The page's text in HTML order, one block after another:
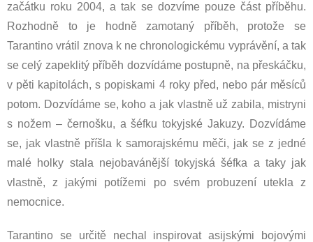
začátku roku 2004, a tak se dozvíme pouze část příběhu.
Rozhodně to je hodně zamotaný příběh, protože se
Tarantino vrátil znova k ne chronologickému vyprávění, a tak
se celý zapeklitý příběh dozvídáme postupně, na přeskáčku,
v pěti kapitolách, s popiskami 4 roky před, nebo pár měsíců
potom. Dozvídáme se, koho a jak vlastně už zabila, mistryni
s nožem – černošku, a šéfku tokyjské Jakuzy. Dozvídáme
se, jak vlastně příšla k samorajskému měči, jak se z jedné
malé holky stala nejobavánější tokyjská šéfka a taky jak
vlastně, z jakými potížemi po svém probuzení utekla z
nemocnice.
Tarantino se určitě nechal inspirovat asijskými bojovými